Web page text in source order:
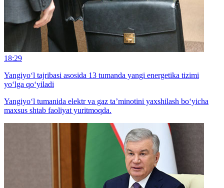
18:29
Yangiyo‘l tajribasi asosida 13 tumanda yangi energetika tizimi
yo‘lga qo‘yiladi
Yangiyo‘l tumanida elektr va gaz ta’minotini yaxshilash bo‘yicha
maxsus shtab faoliyat yuritmoqda.